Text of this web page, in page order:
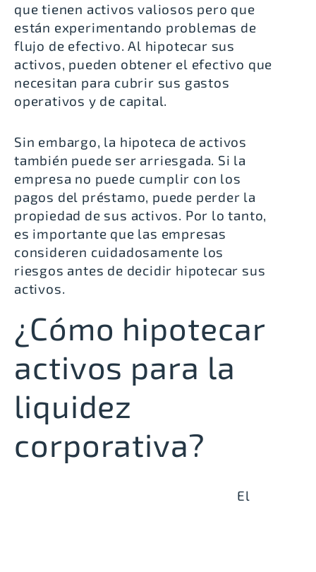
que tienen activos valiosos pero que
están experimentando problemas de
flujo de efectivo. Al hipotecar sus
activos, pueden obtener el efectivo que
necesitan para cubrir sus gastos
operativos y de capital.
Sin embargo, la hipoteca de activos
también puede ser arriesgada. Si la
empresa no puede cumplir con los
pagos del préstamo, puede perder la
propiedad de sus activos. Por lo tanto,
es importante que las empresas
consideren cuidadosamente los
riesgos antes de decidir hipotecar sus
activos.
¿Cómo hipotecar
activos para la
liquidez
corporativa?
El